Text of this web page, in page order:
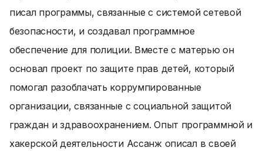
писал программы, связанные с системой сетевой
безопасности, и создавал программное
обеспечение для полиции. Вместе с матерью он
основал проект по защите прав детей, который
помогал разоблачать коррумпированные
организации, связанные с социальной защитой
граждан и здравоохранением. Опыт программной и
хакерской деятельности Ассанж описал в своей